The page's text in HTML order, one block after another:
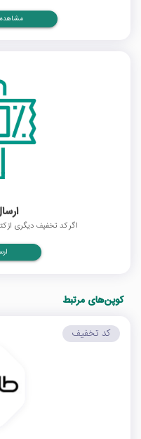
اگر کد تخفیف دیگری از
کوپن‌های مرتبط
کد تخفیف